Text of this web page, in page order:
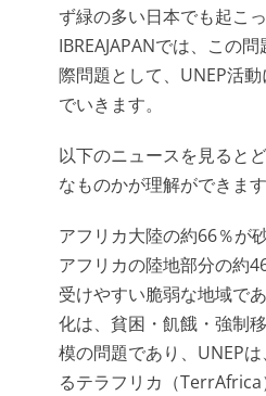
ず緑の多い日本でも起こっ
IBREAJAPANでは、この
際問題として、UNEP活
でいきます。
以下のニュースを見ると
なものかが理解ができます
アフリカ大陸の約66％が
アフリカの陸地部分の約
受けやすい脆弱な地域で
化は、貧困・飢餓・強制
模の問題であり、UNEP
るテラフリカ（